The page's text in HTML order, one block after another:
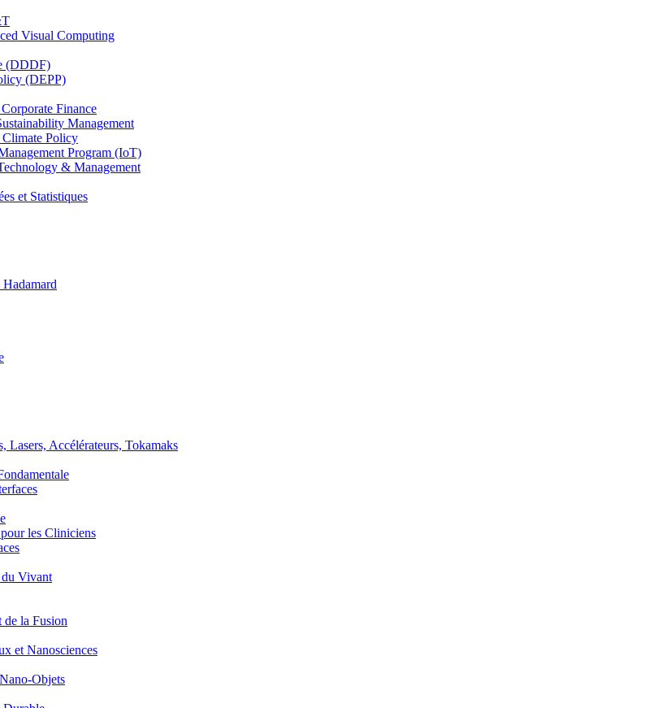
Visual Computing
(DDDF)
(DEPP)
Finance
Management
Policy
Program (IoT)
& Management
et Statistiques
Accélérateurs, Tokamaks
les Cliniciens
Vivant
la Fusion
et Nanosciences
Objets